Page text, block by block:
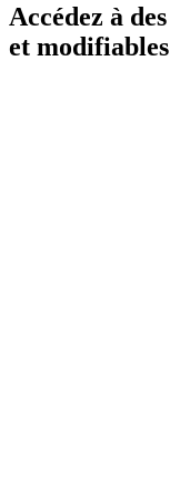
Accédez à
et